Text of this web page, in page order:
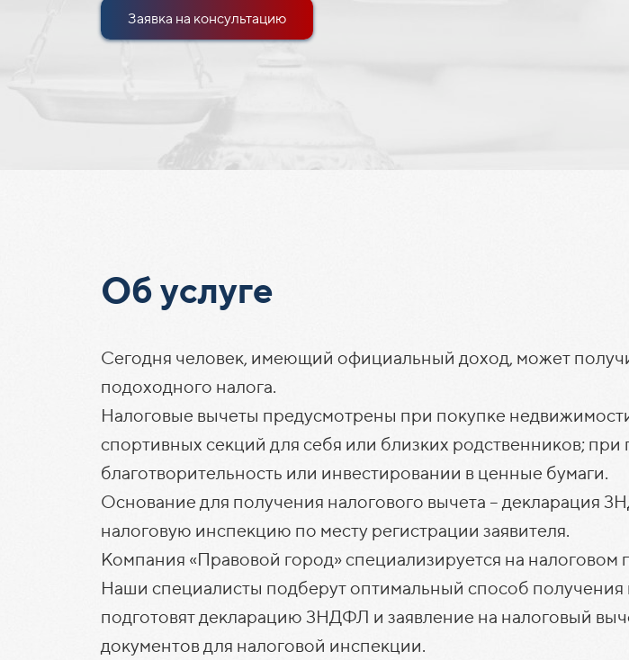
Заявка на консультацию
Об услуге
Сегодня человек, имеющий официальный доход, может
подоходного налога.
Налоговые вычеты предусмотрены при покупке
спортивных секций для себя или близких родственников;
благотворительность или инвестировании в ценные бумаги.
Основание для получения налогового вычета – декларация
налоговую инспекцию по месту регистрации заявителя.
Компания «Правовой город» специализируется на
Наши специалисты подберут оптимальный способ получения
подготовят декларацию 3НДФЛ и заявление на налоговый
документов для налоговой инспекции.